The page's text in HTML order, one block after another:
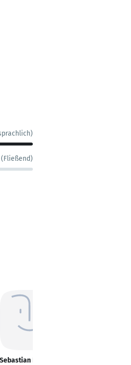
(Fließend)
Sebastian Klein